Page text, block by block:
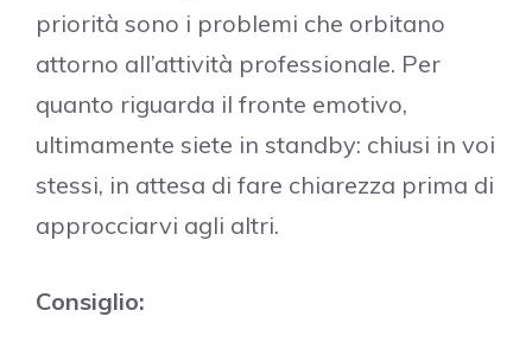
priorità sono i problemi che orbitano
attorno all’attività professionale. Per
quanto riguarda il fronte emotivo,
ultimamente siete in standby: chiusi in voi
stessi, in attesa di fare chiarezza prima di
approcciarvi agli altri.
Consiglio: